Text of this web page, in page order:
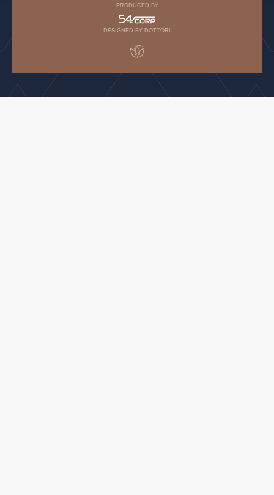
PRODUCED BY
DESIGNED BY DOTTORI